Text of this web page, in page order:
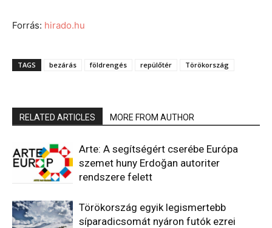
Forrás: hirado.hu
TAGS bezárás földrengés repülőtér Törökország
RELATED ARTICLES MORE FROM AUTHOR
Arte: A segítségért cserébe Európa
szemet huny Erdoğan autoriter
rendszere felett
Törökország egyik legismertebb
síparadicsomát nyáron futók ezrei